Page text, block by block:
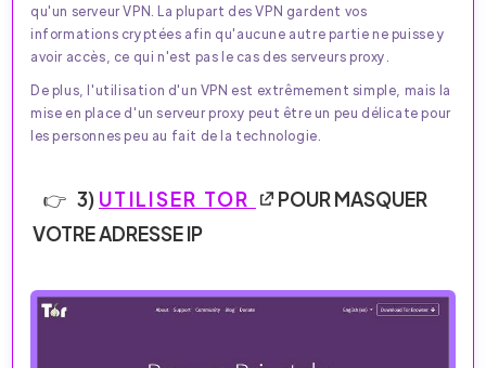
qu'un serveur VPN. La plupart des VPN gardent vos
informations cryptées afin qu'aucune autre partie ne puisse y
avoir accès, ce qui n'est pas le cas des serveurs proxy.
De plus, l'utilisation d'un VPN est extrêmement simple, mais la
mise en place d'un serveur proxy peut être un peu délicate pour
les personnes peu au fait de la technologie.
3) UTILISER TOR
POUR MASQUER
VOTRE ADRESSE IP